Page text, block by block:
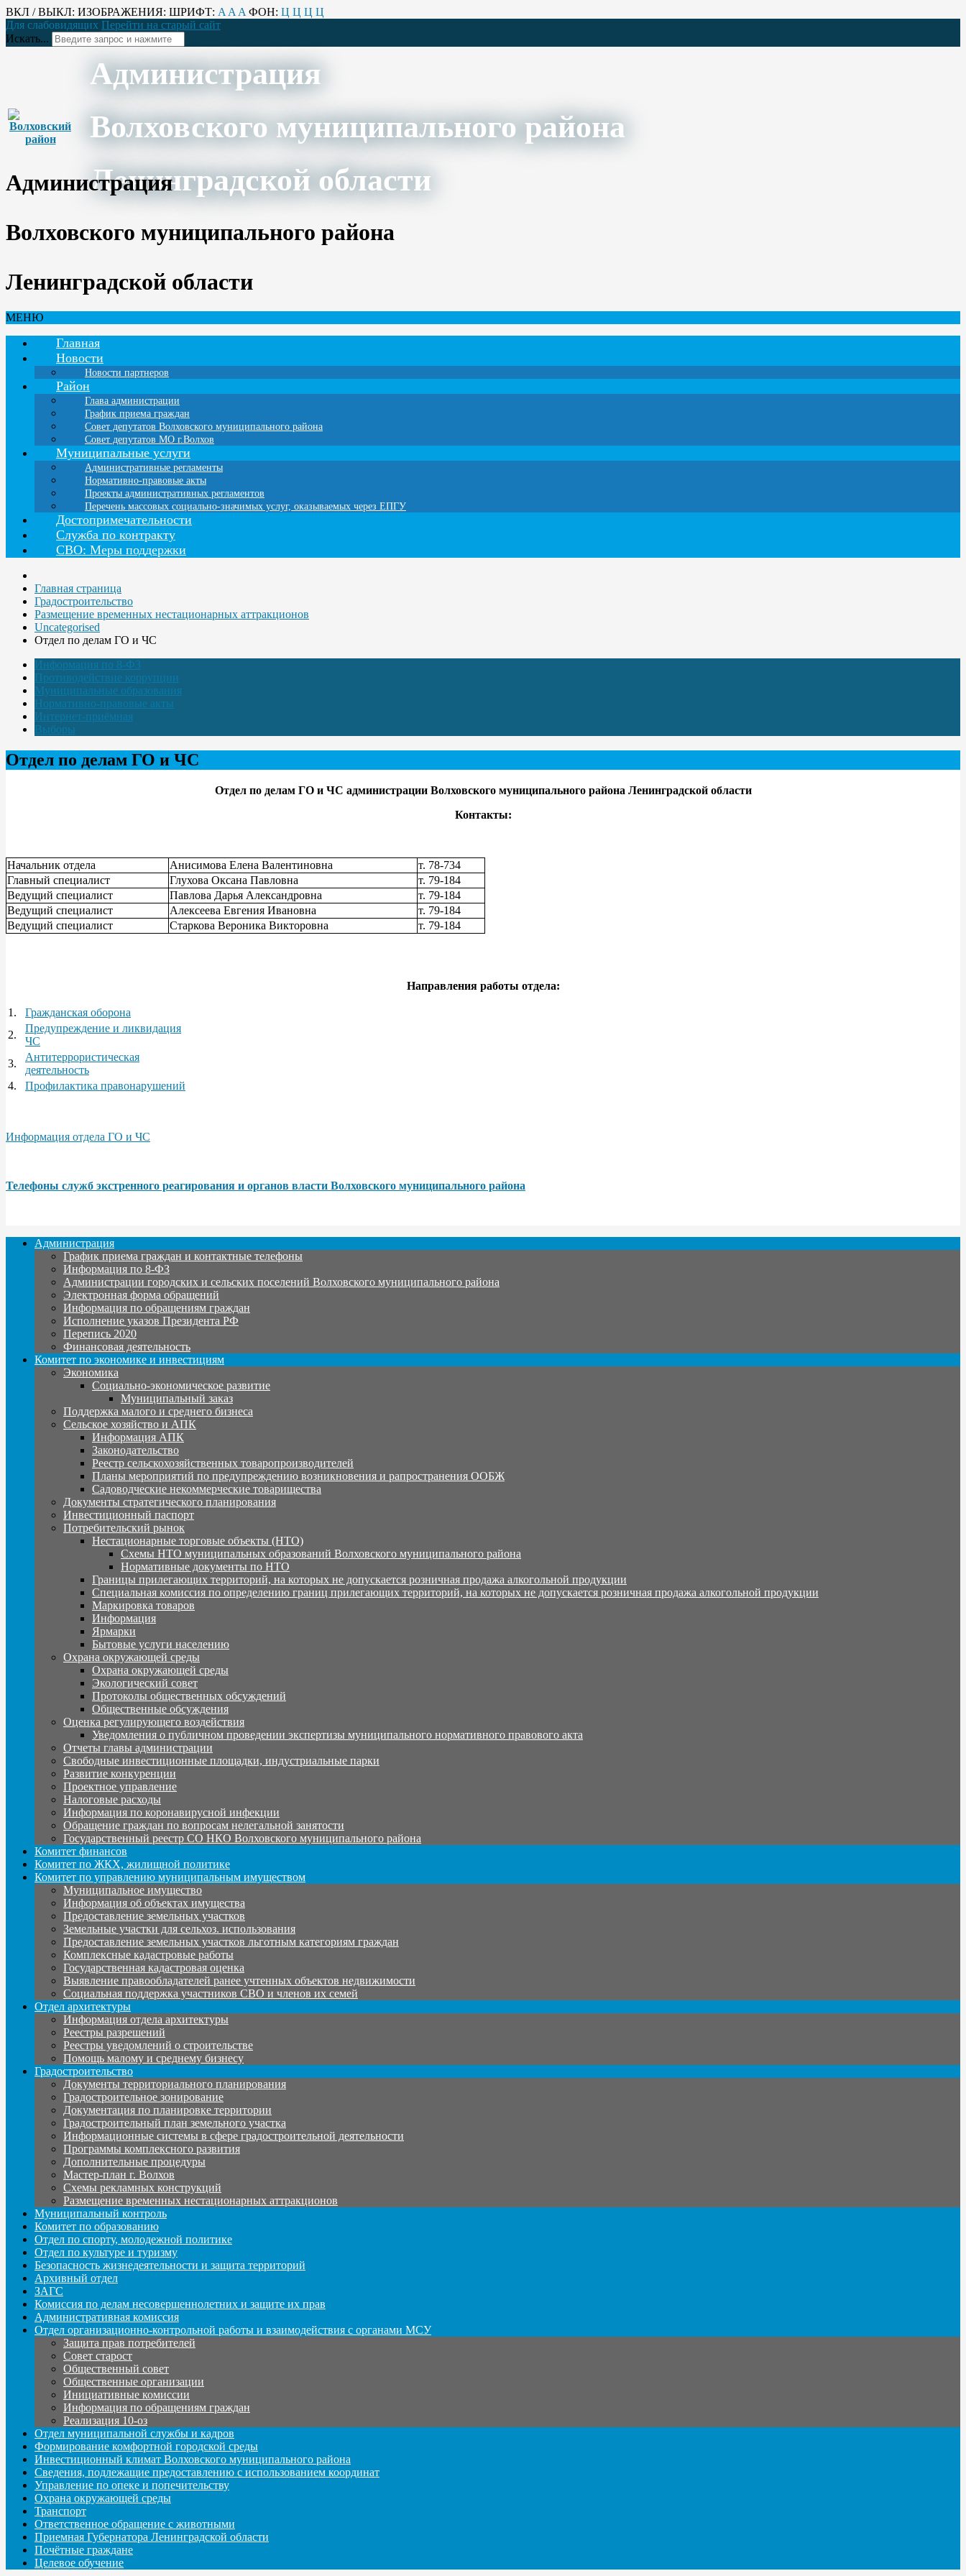
ВКЛ / ВЫКЛ: ИЗОБРАЖЕНИЯ: ШРИФТ: A A A ФОН: Ц Ц Ц Ц
Для слабовидящих Перейти на старый сайт
Искать...
Администрация
Волховского муниципального района
Ленинградской области
Администрация
Волховского муниципального района
Ленинградской области
МЕНЮ
Главная
Новости
Новости партнеров
Район
Глава администрации
График приема граждан
Совет депутатов Волховского муниципального района
Совет депутатов МО г.Волхов
Муниципальные услуги
Административные регламенты
Нормативно-правовые акты
Проекты административных регламентов
Перечень массовых социально-значимых услуг, оказываемых через ЕПГУ
Достопримечательности
Служба по контракту
СВО: Меры поддержки
Главная страница
Градостроительство
Размещение временных нестационарных аттракционов
Uncategorised
Отдел по делам ГО и ЧС
Информация по 8-ФЗ
Противодействие коррупции
Муниципальные образования
Нормативно-правовые акты
Интернет-приёмная
Выборы
Отдел по делам ГО и ЧС
Отдел по делам ГО и ЧС администрации Волховского муниципального района Ленинградской области
Контакты:
Начальник отдела Анисимова Елена Валентиновна
т. 78-734
Главный специалист
Глухова Оксана Павловна
т. 79-184
Ведущий специалист
Павлова Дарья Александровна
т. 79-184
Ведущий специалист
Алексеева Евгения Ивановна
т. 79-184
Ведущий специалист
Старкова Вероника Викторовна т. 79-184
Направления работы отдела:
1.
Гражданская оборона
2.
Предупреждение и ликвидация
ЧС
3.
Антитеррористическая
деятельность
4.
Профилактика правонарушений
Информация отдела ГО и ЧС
Телефоны служб экстренного реагирования и органов власти Волховского муниципального района
Администрация
График приема граждан и контактные телефоны
Информация по 8-ФЗ
Администрации городских и сельских поселений Волховского муниципального района
Электронная форма обращений
Информация по обращениям граждан
Исполнение указов Президента РФ
Перепись 2020
Финансовая деятельность
Комитет по экономике и инвестициям
Экономика
Социально-экономическое развитие
Муниципальный заказ
Поддержка малого и среднего бизнеса
Сельское хозяйство и АПК
Информация АПК
Законодательство
Реестр сельскохозяйственных товаропроизводителей
Планы мероприятий по предупреждению возникновения и рапространения ООБЖ
Садоводческие некоммерческие товарищества
Документы стратегического планирования
Инвестиционный паспорт
Потребительский рынок
Нестационарные торговые объекты (НТО)
Схемы НТО муниципальных образований Волховского муниципального района
Нормативные документы по НТО
Границы прилегающих территорий, на которых не допускается розничная продажа алкогольной продукции
Специальная комиссия по определению границ прилегающих территорий, на которых не допускается розничная продажа алкогольной продукции
Маркировка товаров
Информация
Ярмарки
Бытовые услуги населению
Охрана окружающей среды
Охрана окружающей среды
Экологический совет
Протоколы общественных обсуждений
Общественные обсуждения
Оценка регулирующего воздействия
Уведомления о публичном проведении экспертизы муниципального нормативного правового акта
Отчеты главы администрации
Свободные инвестиционные площадки, индустриальные парки
Развитие конкуренции
Проектное управление
Налоговые расходы
Информация по коронавирусной инфекции
Обращение граждан по вопросам нелегальной занятости
Государственный реестр СО НКО Волховского муниципального района
Комитет финансов
Комитет по ЖКХ, жилищной политике
Комитет по управлению муниципальным имуществом
Муниципальное имущество
Информация об объектах имущества
Предоставление земельных участков
Земельные участки для сельхоз. использования
Предоставление земельных участков льготным категориям граждан
Комплексные кадастровые работы
Государственная кадастровая оценка
Выявление правообладателей ранее учтенных объектов недвижимости
Социальная поддержка участников СВО и членов их семей
Отдел архитектуры
Информация отдела архитектуры
Реестры разрешений
Реестры уведомлений о строительстве
Помощь малому и среднему бизнесу
Градостроительство
Документы территориального планирования
Градостроительное зонирование
Документация по планировке территории
Градостроительный план земельного участка
Информационные системы в сфере градостроительной деятельности
Программы комплексного развития
Дополнительные процедуры
Мастер-план г. Волхов
Схемы рекламных конструкций
Размещение временных нестационарных аттракционов
Муниципальный контроль
Комитет по образованию
Отдел по спорту, молодежной политике
Отдел по культуре и туризму
Безопасность жизнедеятельности и защита территорий
Архивный отдел
ЗАГС
Комиссия по делам несовершеннолетних и защите их прав
Административная комиссия
Отдел организационно-контрольной работы и взаимодействия с органами МСУ
Защита прав потребителей
Совет старост
Общественный совет
Общественные организации
Инициативные комиссии
Информация по обращениям граждан
Реализация 10-оз
Отдел муниципальной службы и кадров
Формирование комфортной городской среды
Инвестиционный климат Волховского муниципального района
Сведения, подлежащие предоставлению с использованием координат
Управление по опеке и попечительству
Охрана окружающей среды
Транспорт
Ответственное обращение с животными
Приемная Губернатора Ленинградской области
Почётные граждане
Целевое обучение